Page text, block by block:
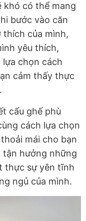
khó có thể mang
bước vào căn
thích của mình,
yêu thích,
chọn cách
cảm thấy thực
cấu ghế phù
cách lựa chọn
mái cho bạn
tận hưởng những
thực sự yên tĩnh
ngủ của mình.